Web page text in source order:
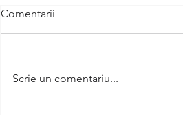
Comentarii
Scrie un comentariu...